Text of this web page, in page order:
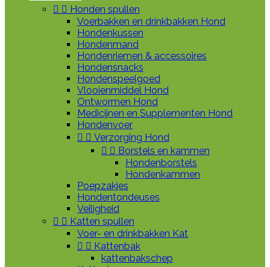
  Honden spullen
Voerbakken en drinkbakken Hond
Hondenkussen
Hondenmand
Hondenriemen & accessoires
Hondensnacks
Hondenspeelgoed
Vlooienmiddel Hond
Ontwormen Hond
Medicijnen en Supplementen Hond
Hondenvoer
  Verzorging Hond
  Borstels en kammen
Hondenborstels
Hondenkammen
Poepzakjes
Hondentondeuses
Veiligheid
  Katten spullen
Voer- en drinkbakken Kat
  Kattenbak
kattenbakschep